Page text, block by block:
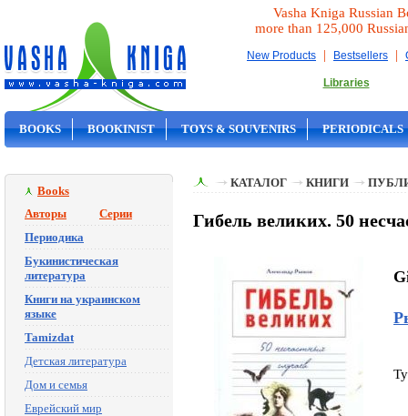
Vasha Kniga Russian
more than 125,000
New Products | Bestsellers |
Libraries
BOOKS BOOKINIST TOYS & SOUVENIRS PERIODICALS
Books
Авторы
Серии
Периодика
Букинистическая
литература
Книги на украинском
языке
Tamizdat
Детская литература
Дом и семья
Еврейский мир
КАТАЛОГ КНИГИ
Гибель великих. 50